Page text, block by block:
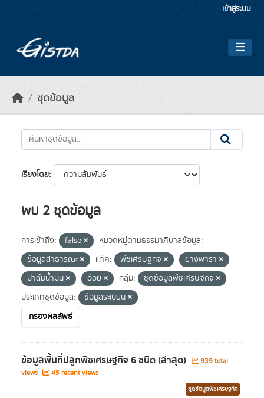
เข้าสู่ระบบ
ชุดข้อมูล
เรียงโดย
พบ 2 ชุดข้อมูล
การเข้าถึง: false
หมวดหมู่ตามธรรมาภิบาลข้อมูล:
ข้อมูลสาธารณะ
แท็ค: พืชเศรษฐกิจ
ยางพารา
ปาล์มน้ำมัน
อ้อย กลุ่ม:
ชุดข้อมูลพืชเศรษฐกิจ
ประเภทชุดข้อมูล:
ข้อมูลระเบียน
กรองผลลัพธ์
ข้อมูลพื้นที่ปลูกพืชเศรษฐกิจ 6 ชนิด (ล่าสุด)
939 total
views
45 recent views
ชุดข้อมูลพืชเศรษฐกิจ